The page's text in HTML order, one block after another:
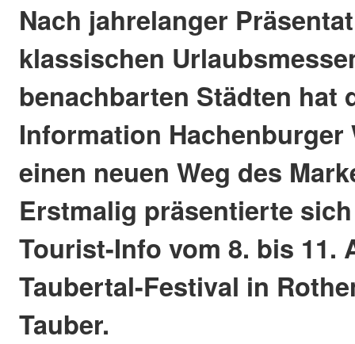
Nach jahrelanger
klassischen
benachbarten Städten hat
Information Hachenburger
einen neuen Weg des
Erstmalig präsentierte
Tourist-Info vom 8. bis 11.
Taubertal-Festival in
Tauber.